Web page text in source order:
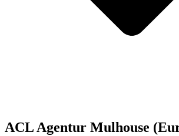
ACL Agentur Mulhouse